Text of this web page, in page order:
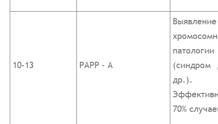
10-13 РАРР - А
Выявление
(синдром
др.).
70%